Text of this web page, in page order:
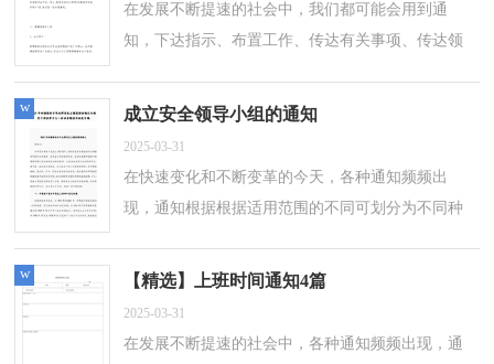
在发展不断提速的社会中，我们都可能会用到通
知，下达指示、布置工作、传达有关事项、传达领
知。大家知道正式的通知怎么写吗？以下是小...
成立安全领导小组的通知
2025-03-31
在快速变化和不断变革的今天，各种通知频频出
现，通知根据根据适用范围的不同可划分为不同种
安全领导小组的通知，仅供参考，大家一起来...
w
【精选】上班时间通知4篇
2025-03-31
在发展不断提速的社会中，各种通知频频出现，通
w